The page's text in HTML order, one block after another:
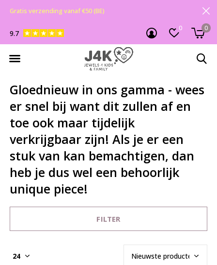
0 0
9.7
Gratis verzending vanaf €50 (BE)
Gloednieuw in ons gamma - wees
er snel bij want dit zullen af en
toe ook maar tijdelijk
verkrijgbaar zijn! Als je er een
stuk van kan bemachtigen, dan
heb je dus wel een behoorlijk
unique piece!
FILTER